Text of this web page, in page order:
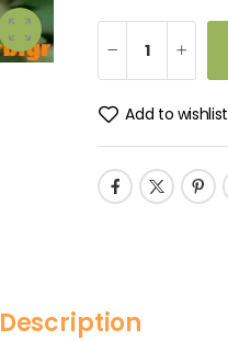
Add to wishlist
Description